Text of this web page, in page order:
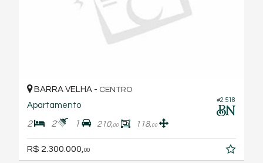
#2.518
BARRA VELHA - CENTRO
Apartamento
2 2 1 210,00 118,00
R$ 2.300.000, 00